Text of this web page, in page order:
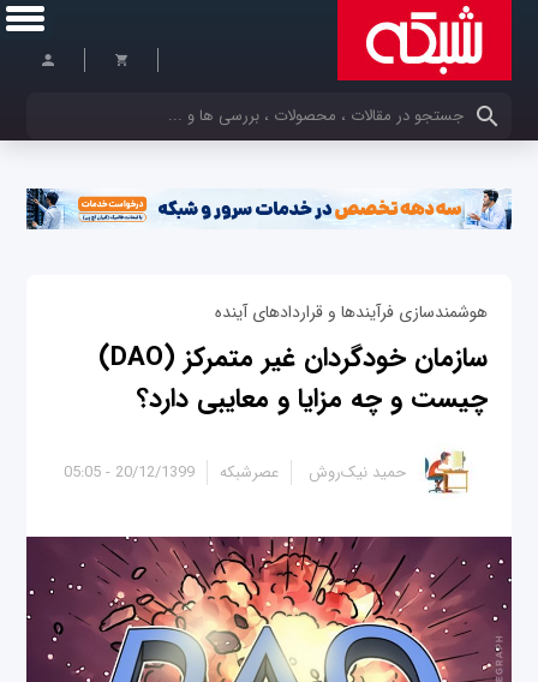
کلمات کلیدی خود را وارد کنید
هوشمندسازی فرآیندها و قراردادهای آینده
سازمان خودگردان غیر متمرکز (DAO)
چیست و چه مزایا و معایبی دارد؟
20/12/1399 - 05:05 حمید نیک‌روش عصرشبکه